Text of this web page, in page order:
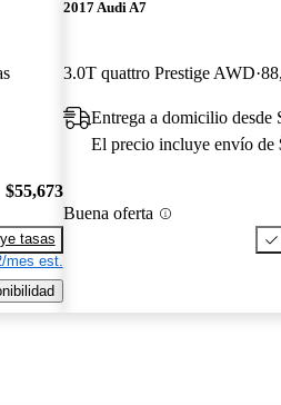
$55,673
tasas
mes est.
2017 Audi A7
3.0T quattro Prestige AWD
Entrega a domicilio desde
El precio incluye envío de
Buena oferta